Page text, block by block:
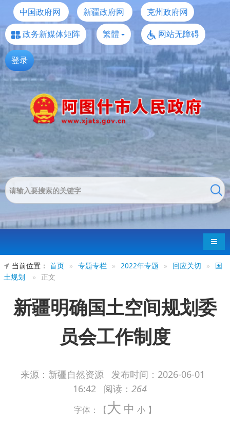
中国政府网 新疆政府网
克州政府网
政务新媒体矩阵
繁體 网站无障碍
登录
导航
当前位置： 首页 » 专题专栏 » 2022年专题 » 回应关切 »
国
土规划
» 正文
新疆明确国土空间规划委
员会工作制度
来源：新疆自然资源 发布时间： 2026-06-01
16:42
阅读： 264
字体：【大 中 小 】
新疆维吾尔自治区国土空间规划委员会（以下
简称自治区规划委员会）工作制度近日印发，旨在